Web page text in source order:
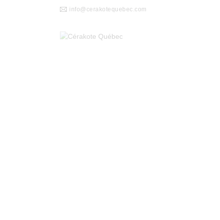
info@cerakotequebec.com